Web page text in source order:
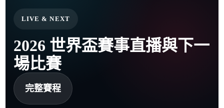
LIVE & NEXT
2026 世界盃賽事直播與下一
場比賽
完整賽程